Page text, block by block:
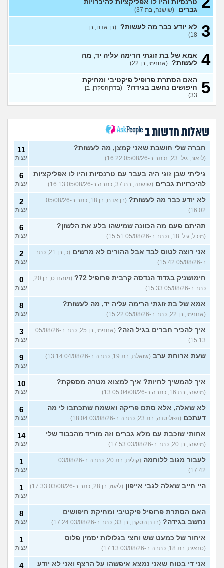
בחורה אובססיבית מה לעשות?
(אלירן, בן 30)
מתכננת חתונה ראשונה, יש
לכם עצות?
האם מה שאני מרגיש זה הגיוני
ותקין?
(לירון, בן 31)
איך להתגבר על רצון לקשר
לפני הזמן?
(אנונימית, בת 21)
הבילויים, זה מוריד לכם?
(לחם ושעשועים, בן 36)
13
כשרבתי עם בת הזוג שלי,
דחפתי אותה מתוך כעס. איך
להתמודד?
(אלכס, שם בדוי, בן
40)
13
עצות
איך להסביר לה שאני רוצה
להיפרד?
(עידן, בן 27)
20
עצות
בעיות ביני לבית הזוג, מה
לעשות?
6
עצות
לא משלמת בדייטים
(אלי, בן
29)
9
עצות
יוצאת איתו היום לדייט ראשון 3
עצות
בטיילת או מועדון?
(רואי, בן
26)
8
עצות
לוקח אותי לדייטים גרועים
האם להמשיך?
(נטע, בת 21)
17
עצות
עוד שאלות חדשות במדור
טרנסיות והיו לו אפליקציות להיכרויות
גברים (שושנה, בת 37)
3 לא יודע כבר מה לעשות? (בן אדם, בן
18)
4 אמא של בת זוגתי הרימה עליה יד, מה
לעשות? (אנונימי, בן 22)
5 האם הסתרת פרופיל פיקטיבי ומחיקת
חיפושים נחשב בגידה? (בדרןהסקרן, בן
33)
שאלות חדשות ב
חברה שלי חושבת שאני קמצן, מה לעשות?
(ליאור, גיל: 23, נכתב ב-05/08/26 16:22)
11
עצות
גיליתי שבן זוגי היה בעבר עם טרנסיות והיו לו אפליקציות
להיכרויות גברים (שושנה, בת 37, כתבה ב-05/08/26 16:13)
6
עצות
לא יודע כבר מה לעשות?
(בן אדם, בן 18, כתב ב-05/08/26
16:02)
2
עצות
תהיתם פעם מה הכוונה שמישהו בלע את הלשון?
(מיכל, גיל: 18, נכתב ב-05/08/26 15:51)
6
עצות
אני רוצה לטוס לבד אבל ההורים לא מרשים
(כ, בן 21, כתב
ב-05/08/26 15:42)
2
עצות
חימושניק בגדוד הנדסה קרבית פרופיל 72?
(מוהנדס, בן 20,
כתב ב-05/08/26 15:33)
0
עצות
אמא של בת זוגתי הרימה עליה יד, מה לעשות?
(אנונימי, בן 22, כתב ב-05/08/26 15:22)
8
עצות
איך להכיר חברים בגיל הזה?
(אנונימי, בן 25, כתב ב-05/08/26
15:13)
3
עצות
שעת ארוחת ערב (שואלת, בת 19, כתבה ב-04/08/26 13:14) 9
עצות
איך להמשיך לחיות? איך למצוא מטרה מספקת?
(מישהי, בת 16, כתבה ב-04/08/26 13:05)
10
עצות
לא שאלה, אלא סתם פריקה ואשמח שתכתבו לי מה
דעתכם (נפוליטנה, בת 23, כתבה ב-03/08/26 18:04)
6
עצות
אחותי שוכבת עם מלא גברים וזה מוריד מהכבוד שלי
(מישהו, בן 20, כתב ב-03/08/26 17:53)
14
עצות
לעבור מגוב ללוחמה
(קולית, בת 20, כתבה ב-03/08/26
17:42)
1
עצות
היי חייב שאלה לגבי אייפון (ליעוז, בן 28, כתב ב-03/08/26 17:33) 1
עצות
האם הסתרת פרופיל פיקטיבי ומחיקת חיפושים
נחשב בגידה? (בדרןהסקרן, בן 33, כתב ב-03/08/26 17:24)
8
עצות
איחור של כמעט שש וחצי בגלולות יסמין פלוס
(סנאית, בת 18, כתבה ב-03/08/26 17:13)
1
עצות
אני די בטוח שאני נמצא איפשהו על הרצף ואני לא יודע
4